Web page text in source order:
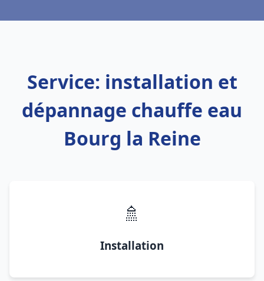
Service: installation et
dépannage chauffe eau
Bourg la Reine
🚿
Installation